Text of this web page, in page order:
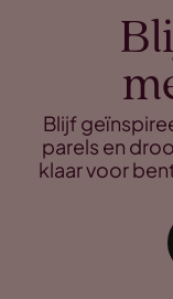
Blijf
parels en
klaar voor